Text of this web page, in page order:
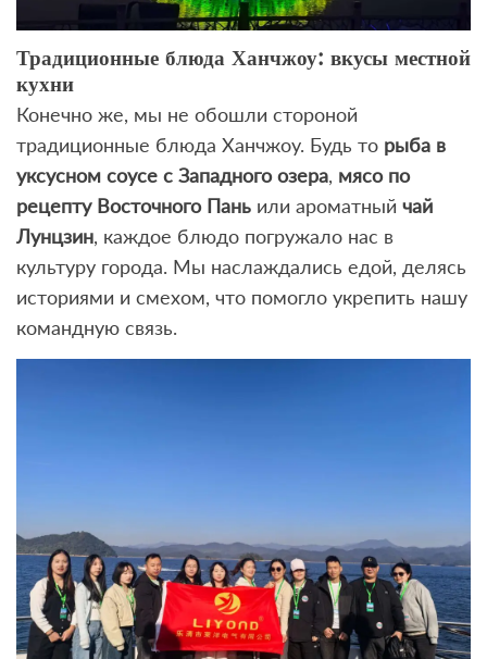
Традиционные блюда Ханчжоу: вкусы местной
кухни
Конечно же, мы не обошли стороной
традиционные блюда Ханчжоу. Будь то рыба в
уксусном соусе с Западного озера, мясо по
рецепту Восточного Пань или ароматный чай
Лунцзин, каждое блюдо погружало нас в
культуру города. Мы наслаждались едой, делясь
историями и смехом, что помогло укрепить нашу
командную связь.